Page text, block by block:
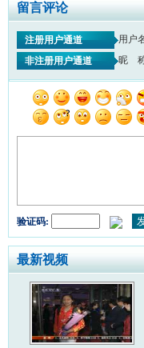
留言评论
注册用户通道 用户
非注册用户通道
昵
验证码:
最新视频